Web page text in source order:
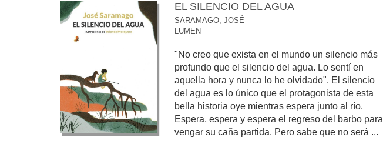
EL SILENCIO DEL AGUA
SARAMAGO, JOSÉ
LUMEN
"No creo que exista en el mundo un silencio más
profundo que el silencio del agua. Lo sentí en
aquella hora y nunca lo he olvidado". El silencio
del agua es lo único que el protagonista de esta
bella historia oye mientras espera junto al río.
Espera, espera y espera el regreso del barbo para
vengar su caña partida. Pero sabe que no será ...